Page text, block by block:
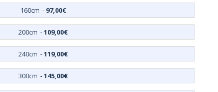
160cm - 97,00€
200cm -109,00€
240cm -119,00€
300cm -145,00€